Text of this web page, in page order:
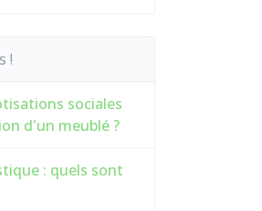
!
sociales
d'un meublé ?
: quels sont